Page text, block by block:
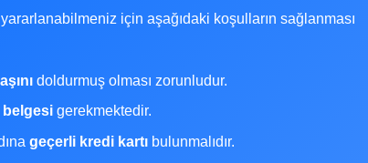
için aşağıdaki koşulların sağlanması
doldurmuş olması zorunludur.
belgesi gerekmektedir.
geçerli kredi kartı bulunmalıdır.